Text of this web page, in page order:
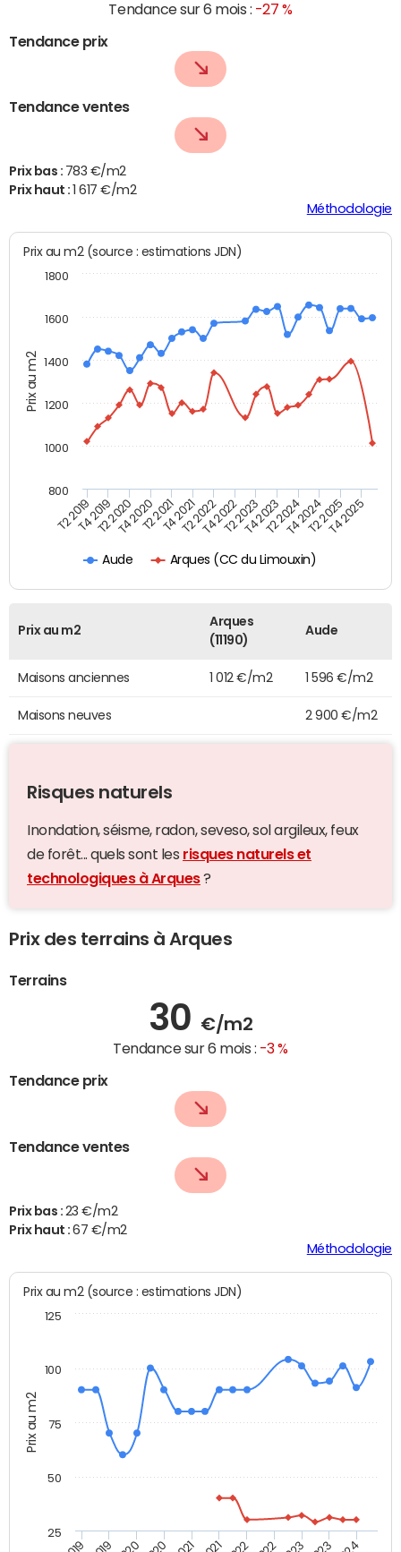
Tendance sur 6 mois : -27 %
Tendance prix
Tendance ventes
Prix bas : 783 €/m2
Prix haut :
1 617 €/m2
Méthodologie
Prix au m2
Prix au m2 (source : estimations JDN)
Aude Arques (CC du Limouxin)
T2 2019T4 2019T2 2020T4 2020T2 2021T4 2021T2 2022T4 2022T2 2023T4 2023T2 2024T4 2024T2 2025T4 2025
800
1000
1200
1400
1600
1800
Prix au m2
Arques
(11190)
Aude
Maisons anciennes 1 012 €/m2 1 596 €/m2
Maisons neuves 2 900 €/m2
Risques naturels
Inondation, séisme, radon, seveso, sol argileux, feux
de forêt... quels sont les risques naturels et
technologiques à Arques?
Prix des terrains à Arques
Terrains
30 €/m2
Tendance sur 6 mois : -3 %
Tendance prix
Tendance ventes
Prix bas : 23 €/m2
Prix haut :67 €/m2
Méthodologie
Prix au m2
Prix au m2 (source : estimations JDN)
100
25
50
75
125